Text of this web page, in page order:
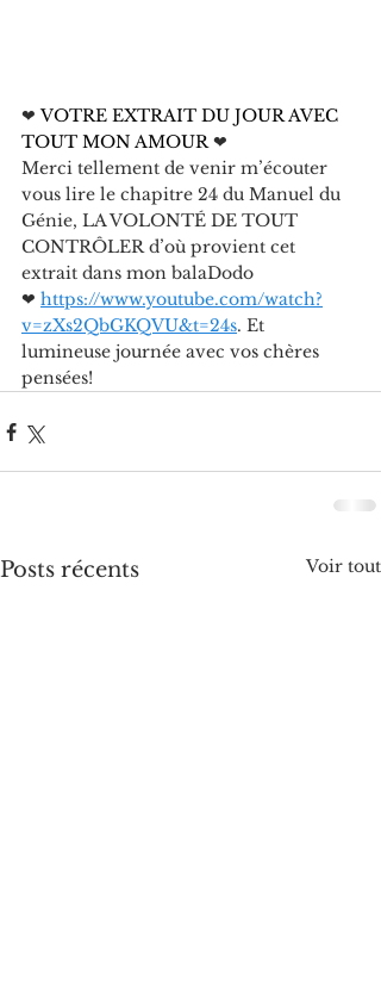
❤ VOTRE EXTRAIT DU JOUR AVEC
TOUT MON AMOUR ❤
Merci tellement de venir m’écouter
vous lire le chapitre 24 du Manuel du
Génie, LA VOLONTÉ DE TOUT
CONTRÔLER d’où provient cet
extrait dans mon balaDodo
❤ https://www.youtube.com/watch?
v=zXs2QbGKQVU&t=24s. Et
lumineuse journée avec vos chères
pensées!
Posts récents Voir tout